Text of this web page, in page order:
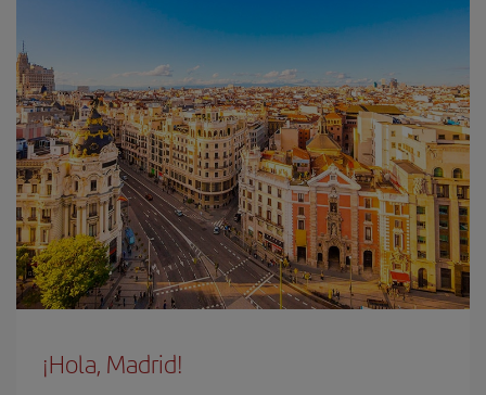
¡Hola, Madrid!